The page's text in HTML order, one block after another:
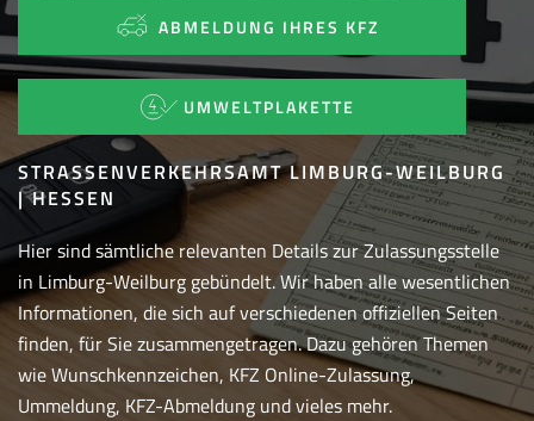
ABMELDUNG IHRES KFZ
UMWELTPLAKETTE
STRASSENVERKEHRSAMT LIMBURG-WEILBURG |
HESSEN
Hier sind sämtliche relevanten Details zur Zulassungsstelle
in Limburg-Weilburg gebündelt. Wir haben alle wesentlichen
Informationen, die sich auf verschiedenen offiziellen Seiten
finden, für Sie zusammengetragen. Dazu gehören Themen
wie Wunschkennzeichen, KFZ Online-Zulassung,
Ummeldung, KFZ-Abmeldung und vieles mehr.